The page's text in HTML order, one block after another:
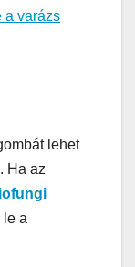
a varázs
lehet
Ha az
le a